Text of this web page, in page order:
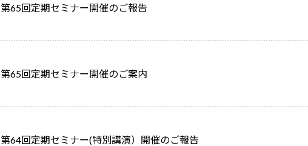
第65回定期セミナー開催のご報告
第65回定期セミナー開催のご案内
第64回定期セミナー(特別講演）開催のご報告